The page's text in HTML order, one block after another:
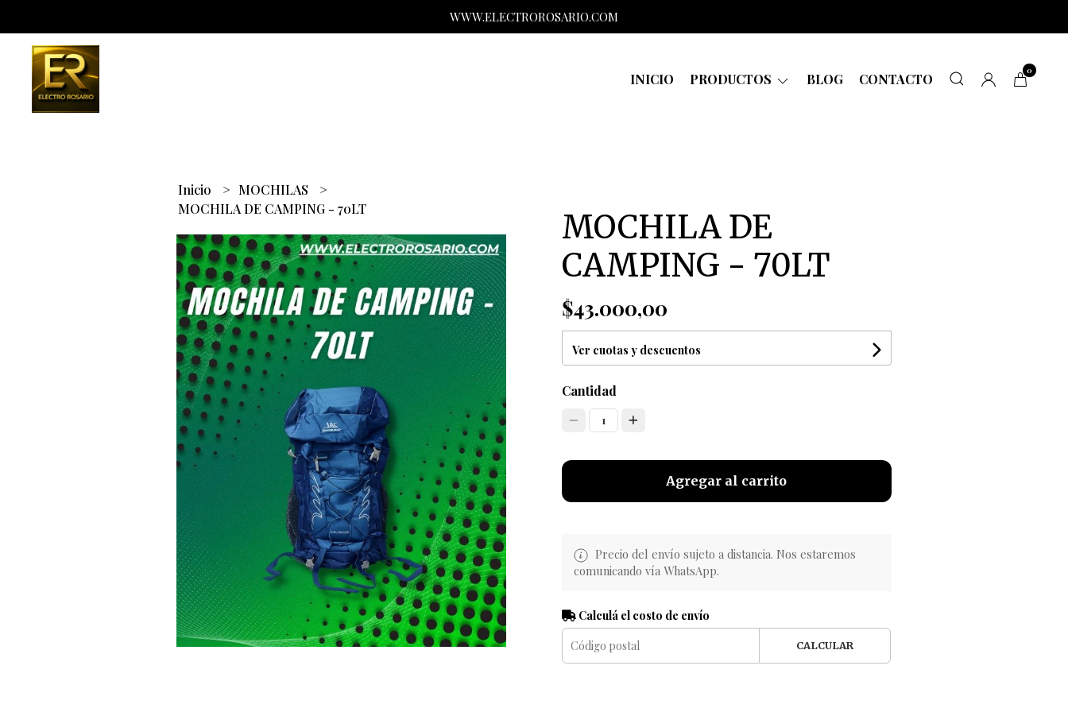
WWW.ELECTROROSARIO.COM
INICIO PRODUCTOS BLOG CONTACTO
0
Inicio
MOCHILAS
MOCHILA DE CAMPING - 70LT
MOCHILA DE
CAMPING - 70LT
$43.000,00
Ver cuotas y descuentos
Cantidad
1
Agregar al carrito
Precio del envío sujeto a distancia. Nos estaremos
comunicando vía WhatsApp.
Calculá el costo de envío
CALCULAR